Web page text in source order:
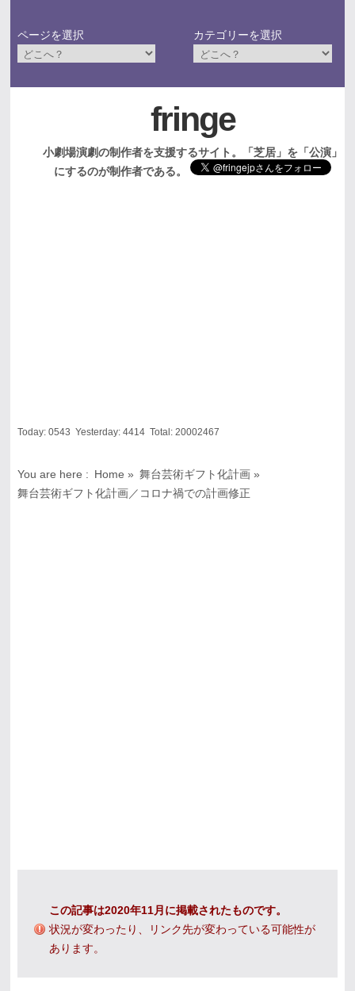
ページを選択 カテゴリーを選択
fringe
小劇場演劇の制作者を支援するサイト。「芝居」を「公演」
にするのが制作者である。
Today: 0543 Yesterday: 4414Total: 20002467
You are here : Home » 舞台芸術ギフト化計画 »
舞台芸術ギフト化計画／コロナ禍での計画修正
この記事は2020年11月に掲載されたものです。
状況が変わったり、リンク先が変わっている可能性が
あります。